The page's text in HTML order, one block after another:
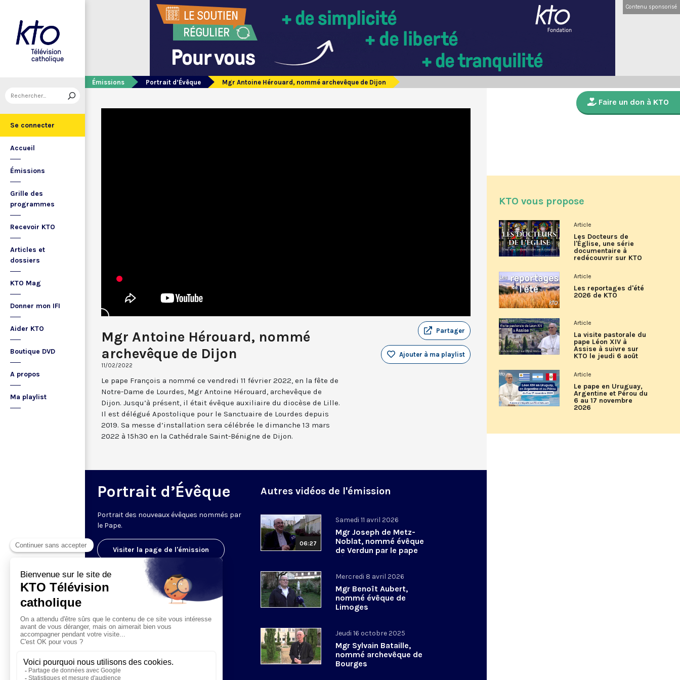
Se connecter
Accueil
Émissions
Grille des
programmes
Recevoir KTO
Articles et
dossiers
KTO Mag
Donner mon IFI
Aider KTO
Boutique DVD
A propos
Ma playlist
Contenu sponsorisé
Émissions Portrait d’Évêque Mgr Antoine Hérouard, nommé archevêque de Dijon
Mgr Antoine Hérouard, nommé
archevêque de Dijon
11/02/2022
Partager
Ajouter à ma playlist
Le pape François a nommé ce vendredi 11 février 2022, en la fête de
Notre-Dame de Lourdes, Mgr Antoine Hérouard, archevêque de
Dijon. Jusqu’à présent, il était évêque auxiliaire du diocèse de Lille.
Il est délégué Apostolique pour le Sanctuaire de Lourdes depuis
2019. Sa messe d’installation sera célébrée le dimanche 13 mars
2022 à 15h30 en la Cathédrale Saint-Bénigne de Dijon.
Portrait d’Évêque
Portrait des nouveaux évêques nommés par
le Pape.
Visiter la page de l'émission
Autres vidéos de l'émission
06:27
Samedi 11 avril 2026
Mgr Joseph de Metz-
Noblat, nommé évêque
de Verdun par le pape
Léon XIV
Mercredi 8 avril 2026
Mgr Benoît Aubert,
nommé évêque de
Limoges
Jeudi 16 octobre 2025
Mgr Sylvain Bataille,
nommé archevêque de
Bourges
Faire un don à KTO
KTO vous propose
Article
Les Docteurs de
l'Église, une série
documentaire à
redécouvrir sur KTO
Article
Les reportages d'été
2026 de KTO
Article
La visite pastorale du
pape Léon XIV à
Assise à suivre sur
KTO le jeudi 6 août
Article
Le pape en Uruguay,
Argentine et Pérou du
6 au 17 novembre
2026